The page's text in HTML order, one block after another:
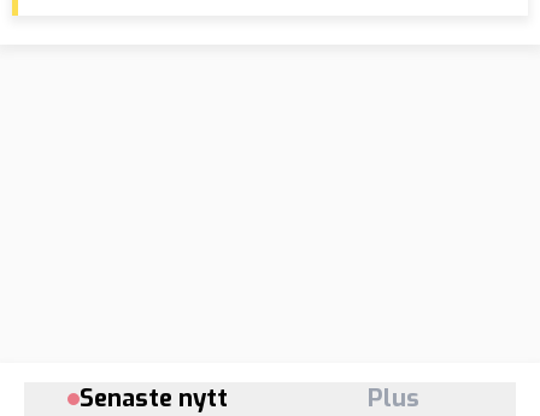
Senaste nytt Plus